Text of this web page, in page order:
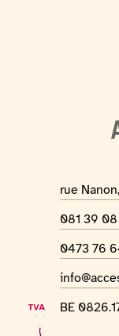
Adresse
rue
Numéro
081 39 08
Numéro
0473 76
Adresse
Numéro
BE